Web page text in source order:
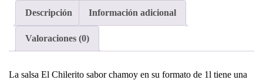
Descripción Información adicional
Valoraciones (0)
La salsa El Chilerito sabor chamoy en su formato de 1l tiene una